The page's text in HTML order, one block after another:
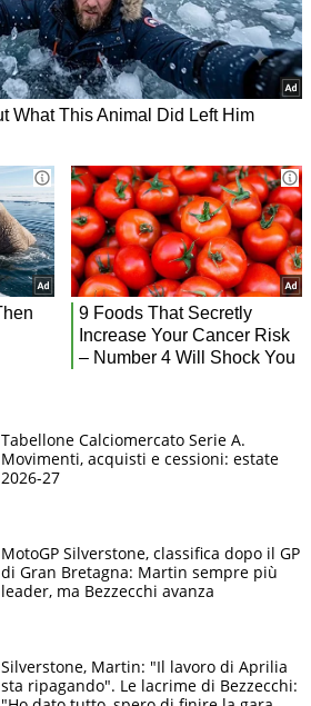
Tabellone Calciomercato Serie A.
Movimenti, acquisti e cessioni: estate
2026-27
MotoGP Silverstone, classifica dopo il GP
di Gran Bretagna: Martin sempre più
leader, ma Bezzecchi avanza
Silverstone, Martin: "Il lavoro di Aprilia
sta ripagando". Le lacrime di Bezzecchi: